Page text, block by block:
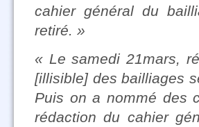
cahier général du
retiré. »
« Le samedi 21mars,
[illisible] des bailliages
Puis on a nommé des
rédaction du cahier